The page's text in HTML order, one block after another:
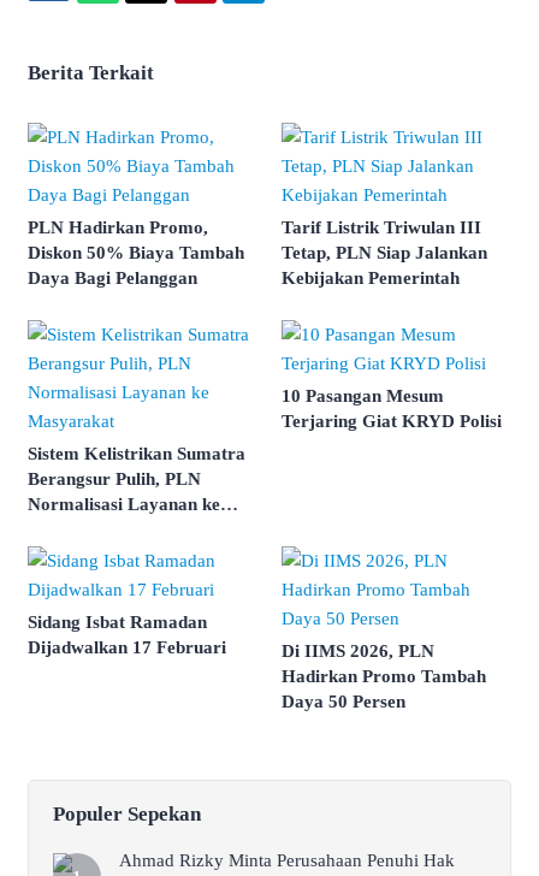
Berita Terkait
PLN Hadirkan Promo,
Diskon 50% Biaya Tambah
Daya Bagi Pelanggan
Tarif Listrik Triwulan III
Tetap, PLN Siap Jalankan
Kebijakan Pemerintah
Sistem Kelistrikan Sumatra
Berangsur Pulih, PLN
Normalisasi Layanan ke
10 Pasangan Mesum
Terjaring Giat KRYD Polisi
Sidang Isbat Ramadan
Dijadwalkan 17 Februari
Di IIMS 2026, PLN
Hadirkan Promo Tambah
Daya 50 Persen
Populer Sepekan
Ahmad Rizky Minta Perusahaan Penuhi Hak